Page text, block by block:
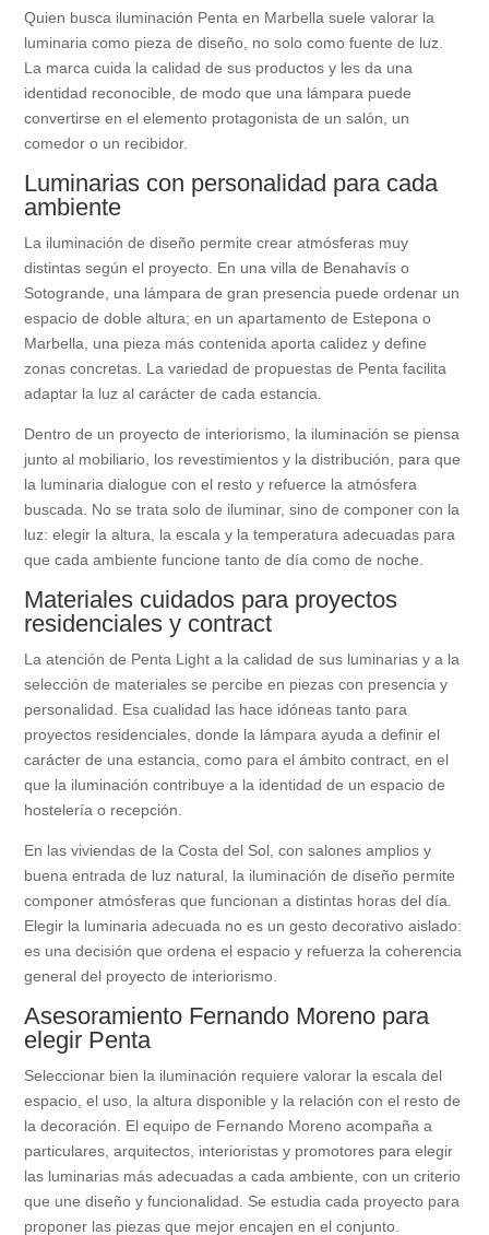
Quien busca iluminación Penta en Marbella suele valorar la
luminaria como pieza de diseño, no solo como fuente de luz.
La marca cuida la calidad de sus productos y les da una
identidad reconocible, de modo que una lámpara puede
convertirse en el elemento protagonista de un salón, un
comedor o un recibidor.
Luminarias con personalidad para cada
ambiente
La iluminación de diseño permite crear atmósferas muy
distintas según el proyecto. En una villa de Benahavís o
Sotogrande, una lámpara de gran presencia puede ordenar un
espacio de doble altura; en un apartamento de Estepona o
Marbella, una pieza más contenida aporta calidez y define
zonas concretas. La variedad de propuestas de Penta facilita
adaptar la luz al carácter de cada estancia.
Dentro de un proyecto de interiorismo, la iluminación se piensa
junto al mobiliario, los revestimientos y la distribución, para que
la luminaria dialogue con el resto y refuerce la atmósfera
buscada. No se trata solo de iluminar, sino de componer con la
luz: elegir la altura, la escala y la temperatura adecuadas para
que cada ambiente funcione tanto de día como de noche.
Materiales cuidados para proyectos
residenciales y contract
La atención de Penta Light a la calidad de sus luminarias y a la
selección de materiales se percibe en piezas con presencia y
personalidad. Esa cualidad las hace idóneas tanto para
proyectos residenciales, donde la lámpara ayuda a definir el
carácter de una estancia, como para el ámbito contract, en el
que la iluminación contribuye a la identidad de un espacio de
hostelería o recepción.
En las viviendas de la Costa del Sol, con salones amplios y
buena entrada de luz natural, la iluminación de diseño permite
componer atmósferas que funcionan a distintas horas del día.
Elegir la luminaria adecuada no es un gesto decorativo aislado:
es una decisión que ordena el espacio y refuerza la coherencia
general del proyecto de interiorismo.
Asesoramiento Fernando Moreno para
elegir Penta
Seleccionar bien la iluminación requiere valorar la escala del
espacio, el uso, la altura disponible y la relación con el resto de
la decoración. El equipo de Fernando Moreno acompaña a
particulares, arquitectos, interioristas y promotores para elegir
las luminarias más adecuadas a cada ambiente, con un criterio
que une diseño y funcionalidad. Se estudia cada proyecto para
proponer las piezas que mejor encajen en el conjunto.